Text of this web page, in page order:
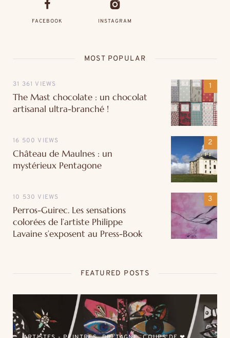
FACEBOOK INSTAGRAM
MOST POPULAR
31 361 VIEWS
The Mast chocolate : un chocolat
artisanal ultra-branché !
16 500 VIEWS
Château de Maulnes : un
mystérieux Pentagone
10 530 VIEWS
Perros-Guirec. Les sensations
colorées de l’artiste Philippe
Lavaine s’exposent au Press-Book
FEATURED POSTS